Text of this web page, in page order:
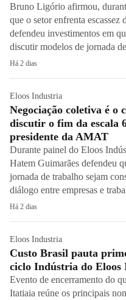
Bruno Ligório afirmou,
que o setor enfrenta escassez
defendeu investimentos em
discutir modelos de jornada
Há 2 dias
Eloos Industria
Negociação coletiva é o
discutir o fim da escala
presidente da AMAT
Durante painel do Eloos
Hatem Guimarães defendeu
jornada de trabalho sejam
diálogo entre empresas e
Há 2 dias
Eloos Industria
Custo Brasil pauta
ciclo Indústria do Eloos
Evento de encerramento do
Itatiaia reúne os principais